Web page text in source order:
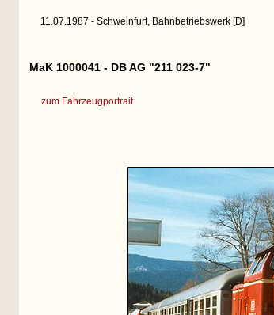
11.07.1987 - Schweinfurt, Bahnbetriebswerk [D]
MaK 1000041 - DB AG "211 023-7"
zum Fahrzeugportrait